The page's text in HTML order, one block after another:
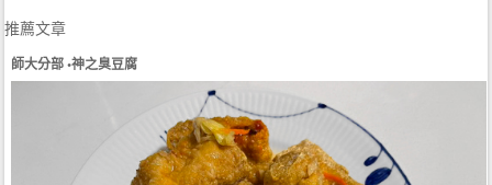
推薦文章
師大分部 •神之臭豆腐